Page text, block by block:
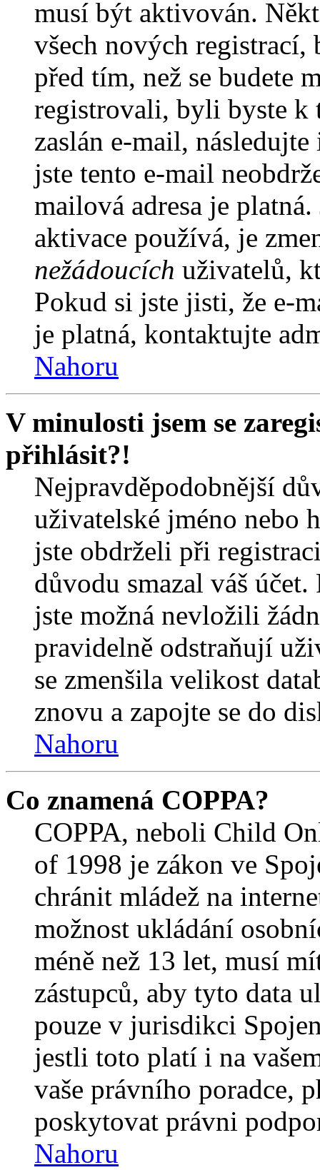
musí být aktivován.
všech nových
před tím, než se budete
registrovali, byli byste k
zaslán e-mail,
jste tento e-mail
mailová adresa je
aktivace používá, je
nežádoucích uživatelů,
Pokud si jste jisti, že e-
je platná, kontaktujte
Nahoru
V minulosti jsem se
přihlásit?!
Nejpravděpodobnější
uživatelské jméno nebo
jste obdrželi při
důvodu smazal váš
jste možná nevložili
pravidelně odstraňují
se zmenšila velikost
znovu a zapojte se do
Nahoru
Co znamená COPPA?
COPPA, neboli Child
of 1998 je zákon ve
chránit mládež na
možnost ukládání
méně než 13 let, musí
zástupců, aby tyto data
pouze v jurisdikci
jestli toto platí i na
vaše právního poradce,
poskytovat právni
Nahoru